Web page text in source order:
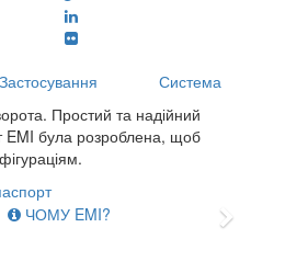
Застосування
Система
Простий та надійний
EMI була розроблена, щоб
ЧОМУ EMI?